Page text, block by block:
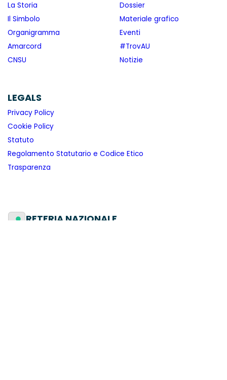
La Storia
Il Simbolo
Organigramma
Amarcord
CNSU
Dossier
Materiale grafico
Eventi
#TrovAU
Notizie
LEGALS
Privacy Policy
Cookie Policy
Statuto
Regolamento Statutario e Codice Etico
Trasparenza
SEGRETERIA NAZIONALE